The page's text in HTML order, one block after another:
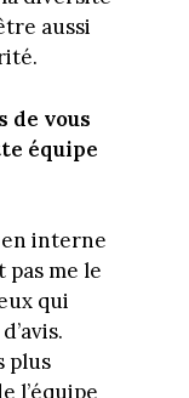
aussi
de vous
équipe
en interne
pas me le
qui
plus
l’équipe